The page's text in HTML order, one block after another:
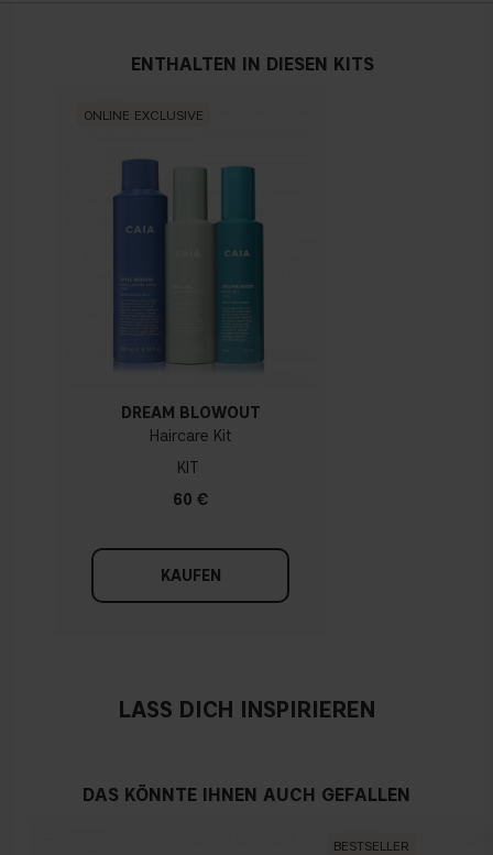
ENTHALTEN IN DIESEN KITS
ONLINE EXCLUSIVE
DREAM BLOWOUT
Haircare Kit
KIT
60 €
KAUFEN
LASS DICH INSPIRIEREN
DAS KÖNNTE IHNEN AUCH GEFALLEN
BESTSELLER